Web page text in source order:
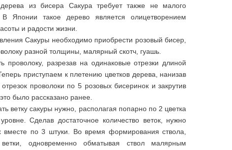
из бисера Сакура требует также не малого
В Японии такое дерево является олицетворением
и радости жизни.
Сакуры необходимо приобрести розовый бисер,
разной толщины, малярный скотч, гуашь.
проволоку, разрезав на одинаковые отрезки длиной
приступаем к плетению цветков дерева, нанизав
проволоки по 5 розовых бисеринок и закрутив
было рассказано ранее.
ветку сакуры нужно, располагая попарно по 2 цветка
Сделав достаточное количество веток, нужно
вместе по 3 штуки. Во время формирования ствола,
ветки, одновременно обматывая ствол малярным